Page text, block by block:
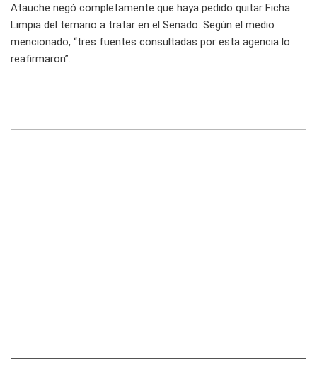
Atauche negó completamente que haya pedido quitar Ficha
Limpia del temario a tratar en el Senado. Según el medio
mencionado, “tres fuentes consultadas por esta agencia lo
reafirmaron”.